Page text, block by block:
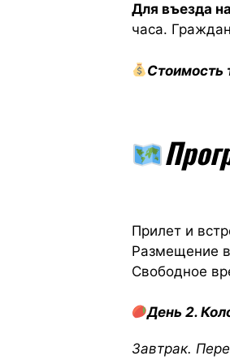
Для въезда
часа.
Стоимость
Прилет и
Размещение
Свободное
День 2.
Завтрак.